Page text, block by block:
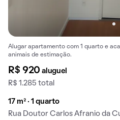
Alugar apartamento com 1 quarto e
animais de estimação.
R$ 920aluguel
R$ 1.285 total
17 m² · 1 quarto
Rua Doutor Carlos Afranio da